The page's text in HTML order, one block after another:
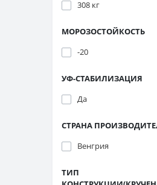
308 кг
МОРОЗОСТОЙКОСТЬ
-20
УФ-СТАБИЛИЗАЦИЯ
Да
СТРАНА
Венгрия
ТИП